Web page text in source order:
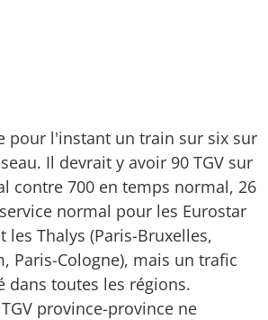
pour l'instant un train sur six sur
Il devrait y avoir 90 TGV sur
contre 700 en temps normal, 26
normal pour les Eurostar
les Thalys (Paris-Bruxelles,
Paris-Cologne), mais un trafic
dans toutes les régions.
province-province ne